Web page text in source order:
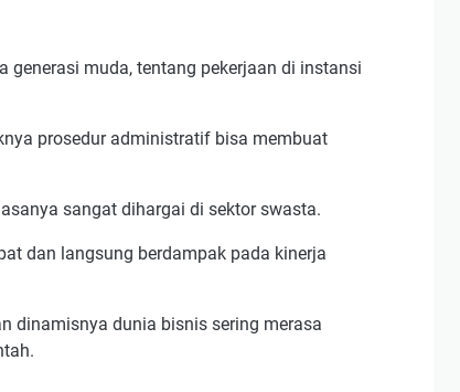
muda, tentang pekerjaan di instansi
prosedur administratif bisa membuat
sangat dihargai di sektor swasta.
dan langsung berdampak pada kinerja
dinamisnya dunia bisnis sering merasa